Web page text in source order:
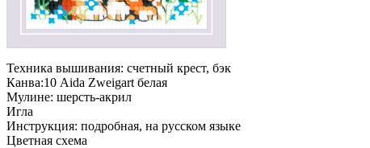
Техника вышивания: счетный крест, бэк
Канва:10 Aida Zweigart белая
Мулине: шерсть-акрил
Игла
Инструкция: подробная, на русском языке
Цветная схема